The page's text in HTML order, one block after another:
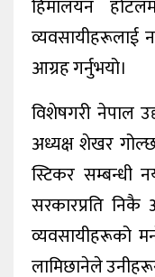
हिमालयन
व्यवसायीहरूलाई
आग्रह गर्नुभयो।
विशेषगरी नेपाल
अध्यक्ष शेखर
स्टिकर सम्बन्धी
सरकारप्रति निकै
व्यवसायीहरूको
लामिछानेले